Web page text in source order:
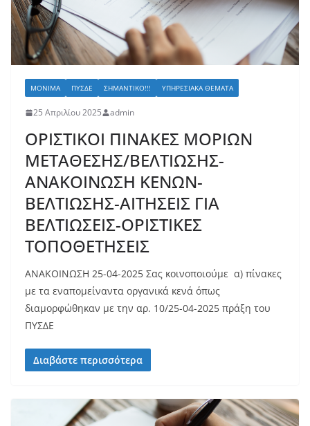
ΜΌΝΙΜΑ ΠΥΣΔΕ ΣΗΜΑΝΤΙΚΌ!!! ΥΠΗΡΕΣΙΑΚΆ ΘΈΜΑΤΑ
25 Απριλίου 2025 admin
ΟΡΙΣΤΙΚΟΙ ΠΙΝΑΚΕΣ ΜΟΡΙΩΝ
ΜΕΤΑΘΕΣΗΣ/ΒΕΛΤΙΩΣΗΣ-
ΑΝΑΚΟΙΝΩΣΗ ΚΕΝΩΝ-
ΒΕΛΤΙΩΣΗΣ-ΑΙΤΗΣΕΙΣ ΓΙΑ
ΒΕΛΤΙΩΣΕΙΣ-ΟΡΙΣΤΙΚΕΣ
ΤΟΠΟΘΕΤΗΣΕΙΣ
ΑΝΑΚΟΙΝΩΣΗ 25-04-2025 Σας κοινοποιούμε α) πίνακες
με τα εναπομείναντα οργανικά κενά όπως
διαμορφώθηκαν με την αρ. 10/25-04-2025 πράξη του
ΠΥΣΔΕ
Διαβάστε περισσότερα